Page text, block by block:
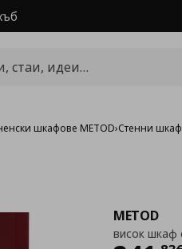
шкафове METOD›Стенни
METOD
висок шкаф